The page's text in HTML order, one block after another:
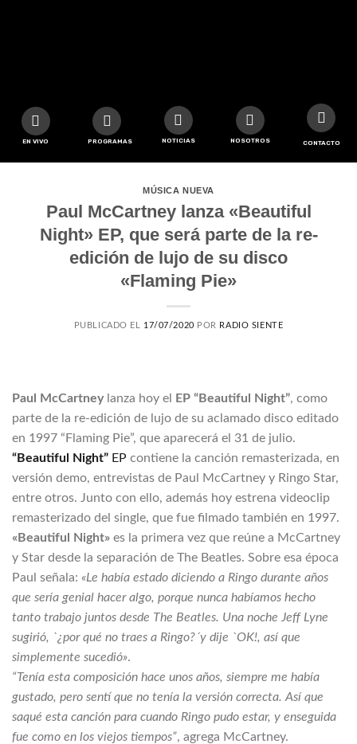
EN VIVO PROGRAMAS NOTICIAS NOSOTROS CONTACTO
MÚSICA NUEVA
Paul McCartney lanza «Beautiful
Night» EP, que será parte de la re-
edición de lujo de su disco
«Flaming Pie»
PUBLICADO EL 17/07/2020 POR RADIO SIENTE
Paul McCartneylanza hoy el EP “Beautiful Night”, como
parte de la re-edición de lujo de su aclamado disco editado
en 1997 “Flaming Pie”, que aparecerá el 31 de julio.
“Beautiful Night” EP contiene la canción remasterizada, en
versión demo, entrevistas de Paul McCartney y Ringo Star,
entre otros. Junto con ello, además hoy estrena videoclip
remasterizado del single, que fue filmado también en 1997.
«Beautiful Night» es la primera vez que reúne a McCartney
y Star desde la separación de The Beatles. Sobre esa época
Paul señala: «Le había estado diciendo a Ringo durante años
que sería genial hacer algo, porque nunca habíamos hecho
tanto trabajo juntos desde The Beatles. Una noche Jeff Lyne
sugirió, `¿por qué no traes a Ringo?´y dije `OK!, así que
simplemente sucedió».
“Tenía esta composición hace unos años, siempre me había
gustado, pero sentí que no tenía la versión correcta. Así que
saqué esta canción para cuando Ringo pudo estar, y enseguida
fue como en los viejos tiempos”, agrega McCartney.